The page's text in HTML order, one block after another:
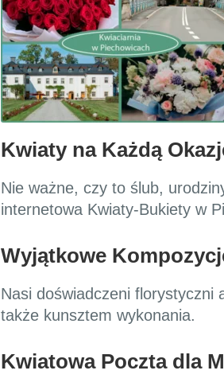
Kwiaty na Każdą
Nie ważne, czy to ślub,
internetowa Kwiaty-Bukiety w
Wyjątkowe
Nasi doświadczeni florystyczni
także kunsztem wykonania.
Kwiatowa Poczta dla